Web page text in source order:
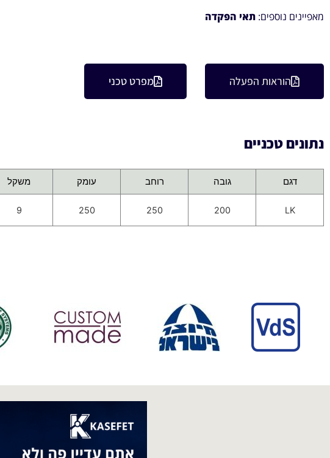
מאפיינים נוספים: תאי הפקדה
הוראות הפעלה מפרט טכני
נתונים טכניים
דגם גובה רוחב עומק משקל
LK
200
250
250
9